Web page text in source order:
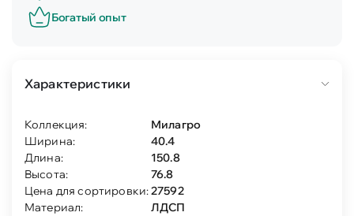
Богатый опыт
Характеристики
Коллекция:
Милагро
Ширина:
40.4
Длина:
150.8
Высота:
76.8
Цена для сортировки:27592
Материал:
ЛДСП